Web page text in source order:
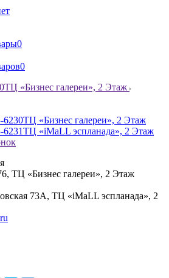
0
0
ТЦ «Бизнес галереи», 2 Этаж
6230ТЦ «Бизнес галереи», 2 Этаж
6231ТЦ «iMaLL эспланада», 2 Этаж
ТЦ «Бизнес галереи», 2 Этаж
73А, ТЦ «iMaLL эспланада», 2